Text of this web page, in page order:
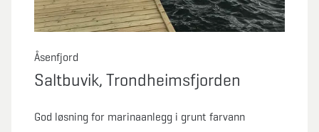
Åsenfjord
Saltbuvik, Trondheimsfjorden
God løsning for marinaanlegg i grunt farvann